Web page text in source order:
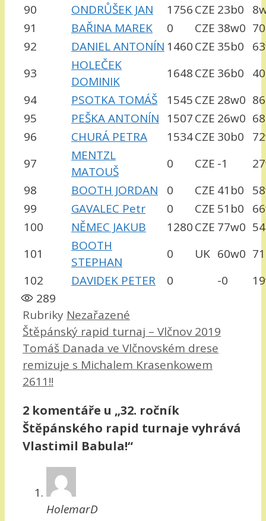
90
ONDRŮŠEK JAN 1756CZE 23b0
91
BAŘINA MAREK 0 CZE 38w0
92
DANIEL ANTONÍN 1460CZE 35b0
93
HOLEČEK
DOMINIK
1648CZE 36b0
94
PSOTKA TOMÁŠ 1545CZE 28w0
95
PEŠKA ANTONÍN 1507CZE 26w0
96
CHURÁ PETRA 1534CZE 30b0
97
MENTZL
MATOUŠ
0 CZE -1
98
BOOTH JORDAN 0 CZE 41b0
99
GAVALEC Petr 0 CZE 51b0
100
NĚMEC JAKUB 1280CZE 77w0
101
BOOTH
STEPHAN
0 UK 60w0
102
DAVIDEK PETER 0 -0
289
Rubriky Nezařazené
Štěpánský rapid turnaj – Vlčnov 2019
Tomáš Danada ve Vlčnovském drese
remizuje s Michalem Krasenkowem
2611!!
2 komentáře u „32. ročník
Štěpánského rapid turnaje vyhrává
Vlastimil Babula!“
HolemarD